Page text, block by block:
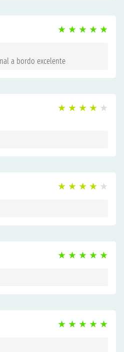
★ ★ ★ ★ ★
a bordo excelente
★ ★ ★ ★ ★
★ ★ ★ ★ ★
★ ★ ★ ★ ★
★ ★ ★ ★ ★